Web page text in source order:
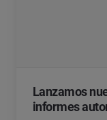
Lanzamos
informes